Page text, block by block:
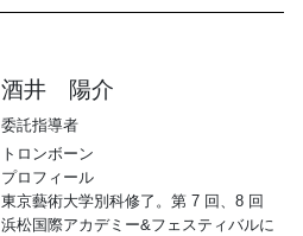
酒井 陽介
委託指導者
トロンボーン
プロフィール
東京藝術大学別科修了。第 7 回、8 回
浜松国際アカデミー&フェスティバルに